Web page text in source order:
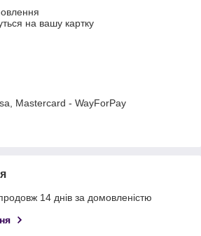
на вашу картку
Mastercard - WayForPay
14 днів за домовленістю